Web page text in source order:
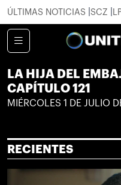
ÚLTIMAS NOTICIAS SCZ
LA HIJA DEL
CAPÍTULO 121
MIÉRCOLES 1 DE JULIO
RECIENTES